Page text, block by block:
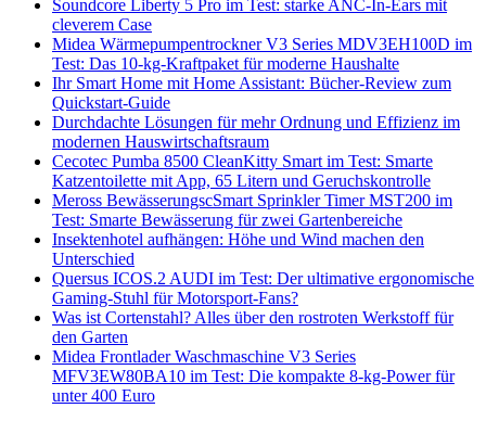
Soundcore Liberty 5 Pro im Test: starke ANC-In-Ears mit
cleverem Case
Midea Wärmepumpentrockner V3 Series MDV3EH100D im
Test: Das 10-kg-Kraftpaket für moderne Haushalte
Ihr Smart Home mit Home Assistant: Bücher-Review zum
Quickstart-Guide
Durchdachte Lösungen für mehr Ordnung und Effizienz im
modernen Hauswirtschaftsraum
Cecotec Pumba 8500 CleanKitty Smart im Test: Smarte
Katzentoilette mit App, 65 Litern und Geruchskontrolle
Meross BewässerungscSmart Sprinkler Timer MST200 im
Test: Smarte Bewässerung für zwei Gartenbereiche
Insektenhotel aufhängen: Höhe und Wind machen den
Unterschied
Quersus ICOS.2 AUDI im Test: Der ultimative ergonomische
Gaming-Stuhl für Motorsport-Fans?
Was ist Cortenstahl? Alles über den rostroten Werkstoff für
den Garten
Midea Frontlader Waschmaschine V3 Series
MFV3EW80BA10 im Test: Die kompakte 8-kg-Power für
unter 400 Euro